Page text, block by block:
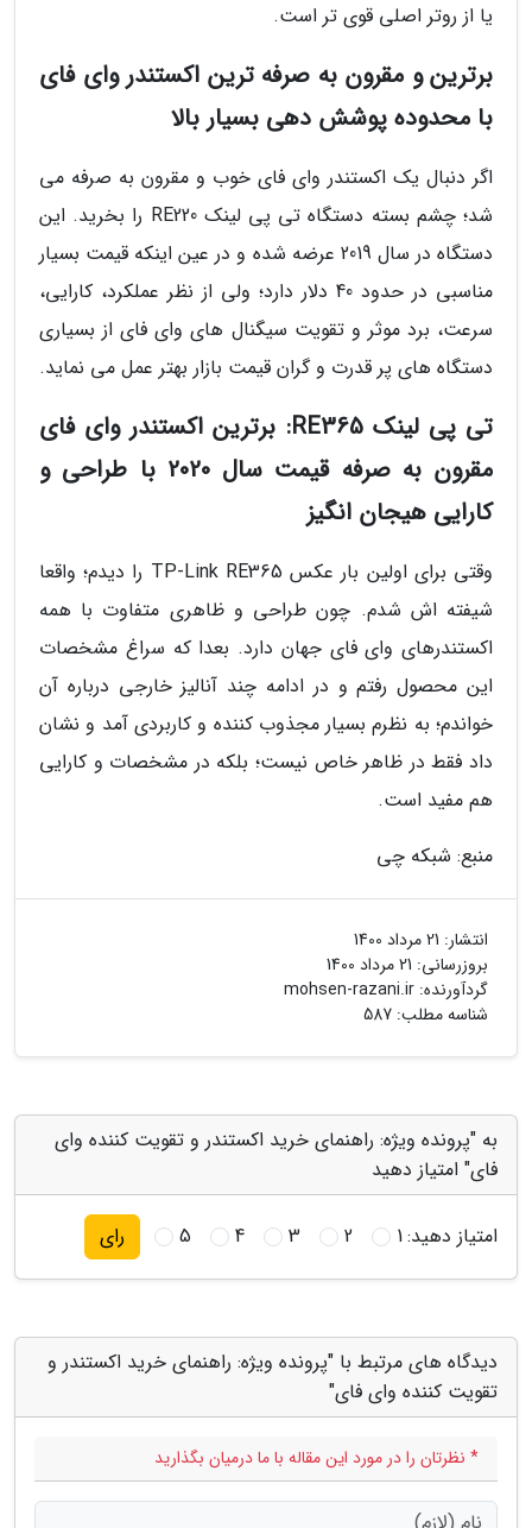
یا از روتر اصلی قوی تر است.
برترین و مقرون به صرفه ترین اکستندر وای فای
با محدوده پوشش دهی بسیار بالا
اگر دنبال یک اکستندر وای فای خوب و مقرون به صرفه می
شد؛ چشم بسته دستگاه تی پی لینک RE220 را بخرید. این
دستگاه در سال 2019 عرضه شده و در عین اینکه قیمت بسیار
مناسبی در حدود 40 دلار دارد؛ ولی از نظر عملکرد، کارایی،
سرعت، برد موثر و تقویت سیگنال های وای فای از بسیاری
دستگاه های پر قدرت و گران قیمت بازار بهتر عمل می نماید.
تی پی لینک RE365: برترین اکستندر وای فای
مقرون به صرفه قیمت سال 2020 با طراحی و
کارایی هیجان انگیز
وقتی برای اولین بار عکس TP-Link RE365 را دیدم؛ واقعا
شیفته اش شدم. چون طراحی و ظاهری متفاوت با همه
اکستندرهای وای فای جهان دارد. بعدا که سراغ مشخصات
این محصول رفتم و در ادامه چند آنالیز خارجی درباره آن
خواندم؛ به نظرم بسیار مجذوب کننده و کاربردی آمد و نشان
داد فقط در ظاهر خاص نیست؛ بلکه در مشخصات و کارایی
هم مفید است.
منبع: شبکه چی
انتشار: 21 مرداد 1400
بروزرسانی: 21 مرداد 1400
گردآورنده: mohsen-razani.ir
شناسه مطلب: 587
به "پرونده ویژه: راهنمای خرید اکستندر و تقویت کننده وای
فای" امتیاز دهید
امتیاز دهید:1
2
3
4
5 رای
دیدگاه های مرتبط با "پرونده ویژه: راهنمای خرید اکستندر و
تقویت کننده وای فای"
* نظرتان را در مورد این مقاله با ما درمیان بگذارید